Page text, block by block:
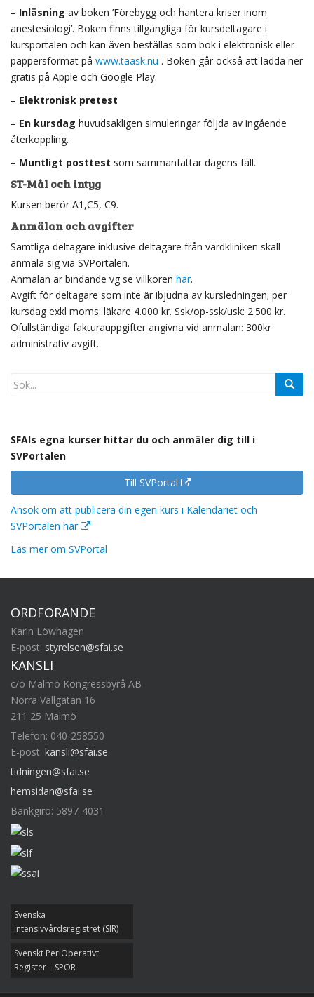
– Inläsning av boken ’Förebygg och hantera kriser inom
anestesiologi’. Boken finns tillgängliga för kursdeltagare i
kursportalen och kan även beställas som bok i elektronisk eller
pappersformat på www.taask.nu . Boken går också att ladda ner
gratis på Apple och Google Play.
– Elektronisk pretest
– En kursdag huvudsakligen simuleringar följda av ingående
återkoppling.
– Muntligt posttest som sammanfattar dagens fall.
ST-Mål och intyg
Kursen berör A1,C5, C9.
Anmälan och avgifter
Samtliga deltagare inklusive deltagare från värdkliniken skall
anmäla sig via SVPortalen.
Anmälan är bindande vg se villkoren här.
Avgift för deltagare som inte är ibjudna av kursledningen; per
kursdag exkl moms: läkare 4.000 kr. Ssk/op-ssk/usk: 2.500 kr.
Ofullständiga fakturauppgifter angivna vid anmälan: 300kr
administrativ avgift.
SFAIs egna kurser hittar du och anmäler dig till i
SVPortalen
Till SVPortal
Ansök om att publicera din egen kurs i Kalendariet och
SVPortalen här
Läs mer om SVPortal
ORDFÖRANDE
Karin Löwhagen
E-post: styrelsen@sfai.se
KANSLI
c/o Malmö Kongressbyrå AB
Norra Vallgatan 16
211 25 Malmö
Telefon: 040-258550
E-post: kansli@sfai.se
tidningen@sfai.se
hemsidan@sfai.se
Bankgiro: 5897-4031
Svenska
intensivvårdsregistret (SIR)
Svenskt PeriOperativt
Register – SPOR